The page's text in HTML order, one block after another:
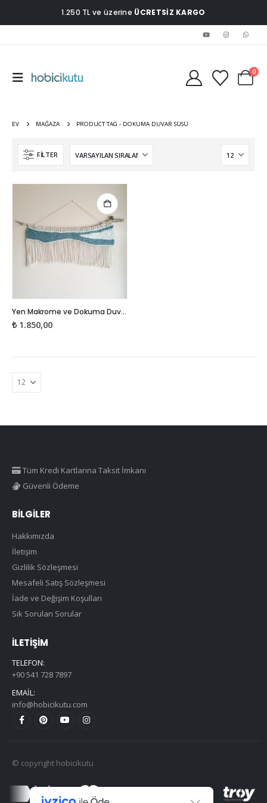
1.250 TL ve üzerine ÜCRETSİZ KARGO
0
EV MAĞAZA PRODUCT TAG - DOKUMA DUVAR SÜSÜ
FILTER
Yen Makrome ve Dokuma Duvar Süsü
₺1.850,00
Tüm Kredi Kartlarına Taksit İmkanı
Güvenli Ödeme
BILGILER
Hakkımızda
İletişim
Gizlilik Sözleşmesi
Mesafeli Satış Sözleşmesi
İade ve Değişim Koşulları
Sık Sorulan Sorular
İLETIŞIM
TELEFON:
+90 541 728 7897
EMAIL:
info@hobicikutu.com
© copyright hobicikutu